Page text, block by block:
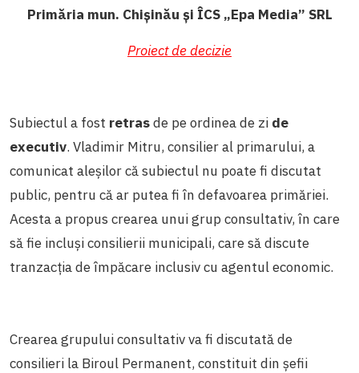
Primăria mun. Chișinău și ÎCS „Epa Media” SRL
Proiect de decizie
Subiectul a fost retrasde pe ordinea de zi de
executiv. Vladimir Mitru, consilier al primarului, a
comunicat aleșilor că subiectul nu poate fi discutat
public, pentru că ar putea fi în defavoarea primăriei.
Acesta a propus crearea unui grup consultativ, în care
să fie incluși consilierii municipali, care să discute
tranzacția de împăcare inclusiv cu agentul economic.
Crearea grupului consultativ va fi discutată de
consilieri la Biroul Permanent, constituit din șefii